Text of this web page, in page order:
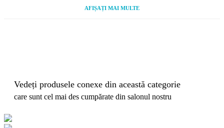
AFIȘAȚI MAI MULTE
Vedeți produsele conexe din această categorie
care sunt cel mai des cumpărate din salonul nostru